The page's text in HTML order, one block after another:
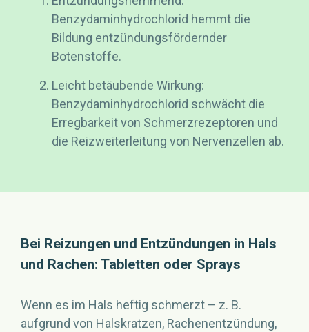
Benzydaminhydrochlorid hemmt die
Bildung entzündungsfördernder
Botenstoffe.
Leicht betäubende Wirkung:
Benzydaminhydrochlorid schwächt die
Erregbarkeit von Schmerzrezeptoren und
die Reizweiterleitung von Nervenzellen ab.
Bei Reizungen und Entzündungen in Hals
und Rachen: Tabletten oder Sprays
Wenn es im Hals heftig schmerzt – z. B.
aufgrund von Halskratzen, Rachenentzündung,